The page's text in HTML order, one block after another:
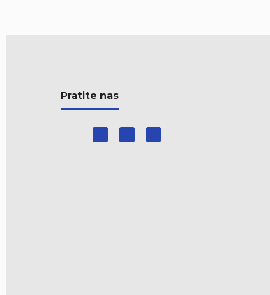
Pratite nas